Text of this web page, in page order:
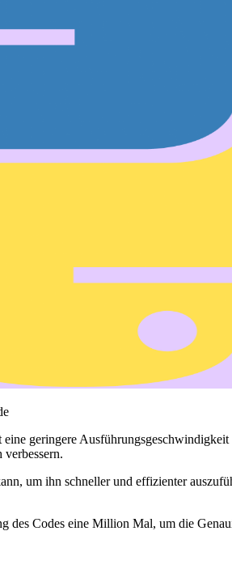
geringere
um ihn schneller und effizienter
des Codes eine Million Mal, um die